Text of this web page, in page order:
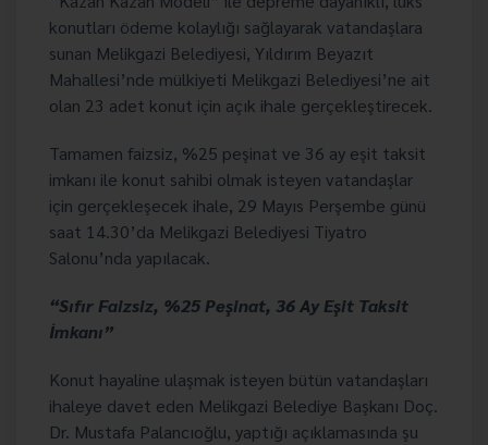
konutları ödeme kolaylığı sağlayarak vatandaşlara
sunan Melikgazi Belediyesi, Yıldırım Beyazıt
Mahallesi’nde mülkiyeti Melikgazi Belediyesi’ne ait
olan 23 adet konut için açık ihale gerçekleştirecek.
Tamamen faizsiz, %25 peşinat ve 36 ay eşit taksit
imkanı ile konut sahibi olmak isteyen vatandaşlar
için gerçekleşecek ihale, 29 Mayıs Perşembe günü
saat 14.30’da Melikgazi Belediyesi Tiyatro
Salonu’nda yapılacak.
“Sıfır Faizsiz, %25 Peşinat, 36 Ay Eşit Taksit
İmkanı”
Konut hayaline ulaşmak isteyen bütün vatandaşları
ihaleye davet eden Melikgazi Belediye Başkanı Doç.
Dr. Mustafa Palancıoğlu, yaptığı açıklamasında şu